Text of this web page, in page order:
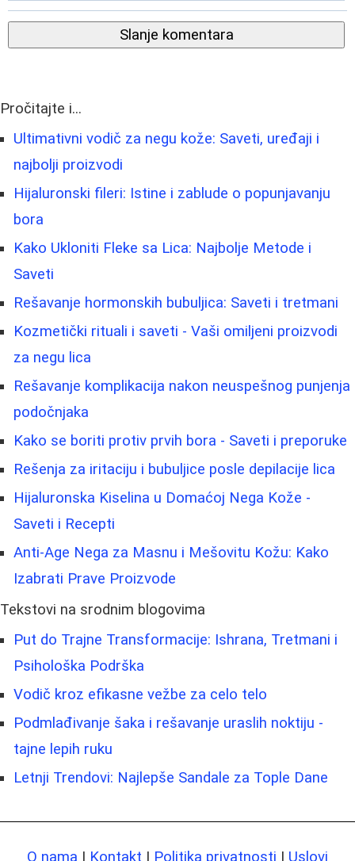
Slanje komentara
Pročitajte i...
Ultimativni vodič za negu kože: Saveti, uređaji i
najbolji proizvodi
Hijaluronski fileri: Istine i zablude o popunjavanju
bora
Kako Ukloniti Fleke sa Lica: Najbolje Metode i
Saveti
Rešavanje hormonskih bubuljica: Saveti i tretmani
Kozmetički rituali i saveti - Vaši omiljeni proizvodi
za negu lica
Rešavanje komplikacija nakon neuspešnog punjenja
podočnjaka
Kako se boriti protiv prvih bora - Saveti i preporuke
Rešenja za iritaciju i bubuljice posle depilacije lica
Hijaluronska Kiselina u Domaćoj Nega Kože -
Saveti i Recepti
Anti-Age Nega za Masnu i Mešovitu Kožu: Kako
Izabrati Prave Proizvode
Tekstovi na srodnim blogovima
Put do Trajne Transformacije: Ishrana, Tretmani i
Psihološka Podrška
Vodič kroz efikasne vežbe za celo telo
Podmlađivanje šaka i rešavanje uraslih noktiju -
tajne lepih ruku
Letnji Trendovi: Najlepše Sandale za Tople Dane
O nama | Kontakt | Politika privatnosti | Uslovi